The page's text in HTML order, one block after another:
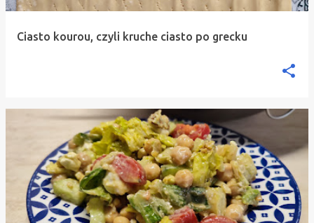
Ciasto kourou, czyli kruche ciasto po grecku